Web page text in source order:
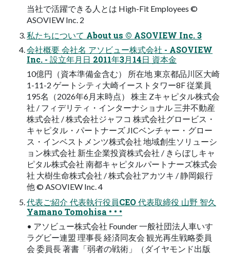
当社で活躍できる人とは High-Fit Employees ©
ASOVIEW Inc. 2
私たちについて About us © ASOVIEW Inc. 3
会社概要 会社名 アソビュー株式会社 - ASOVIEW
Inc. - 設立年月日 2011年3月14日 資本金
10億円（資本準備金含む） 所在地 東京都品川区大崎
1-11-2 ゲートシティ大崎イーストタワー8F 従業員
195名（2026年6月末時点） 株主 Zキャピタル株式会
社 / フィデリティ・インターナショナル 三井不動産
株式会社 / 株式会社ジャフコ 株式会社グロービス・
キャピタル・パートナーズ JICベンチャー・グロー
ス・インベストメンツ株式会社 地域創生ソリューシ
ョン株式会社 新生企業投資株式会社 / きらぼしキャ
ピタル株式会社 南都キャピタルパートナーズ株式会
社 大樹生命株式会社 / 株式会社アカツキ / 静岡銀行
他 © ASOVIEW Inc. 4
代表ご紹介 代表執行役員CEO 代表取締役 山野 智久
Yamano Tomohisa • • •
• アソビュー株式会社 Founder 一般社団法人車いす
ラグビー連盟 理事長 経済同友会 観光再生戦略委員
会 委員長 著書「弱者の戦術」（ダイヤモンド出版